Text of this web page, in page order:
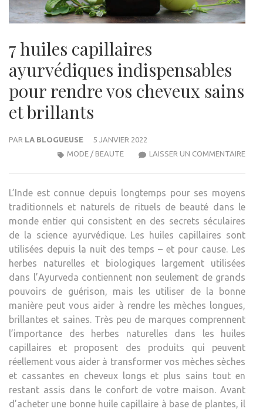
7 huiles capillaires
ayurvédiques indispensables
pour rendre vos cheveux sains
et brillants
PAR LA BLOGUEUSE
5 JANVIER 2022
LAISSER UN COMMENTAIRE7
ET
MODE / BEAUTE
L’Inde est connue depuis longtemps pour ses moyens
traditionnels et naturels de rituels de beauté dans le
monde entier qui consistent en des secrets séculaires
de la science ayurvédique. Les huiles capillaires sont
utilisées depuis la nuit des temps – et pour cause. Les
herbes naturelles et biologiques largement utilisées
dans l’Ayurveda contiennent non seulement de grands
pouvoirs de guérison, mais les utiliser de la bonne
manière peut vous aider à rendre les mèches longues,
brillantes et saines. Très peu de marques comprennent
l’importance des herbes naturelles dans les huiles
capillaires et proposent des produits qui peuvent
réellement vous aider à transformer vos mèches sèches
et cassantes en cheveux longs et plus sains tout en
restant assis dans le confort de votre maison. Avant
d’acheter une bonne huile capillaire à base de plantes, il